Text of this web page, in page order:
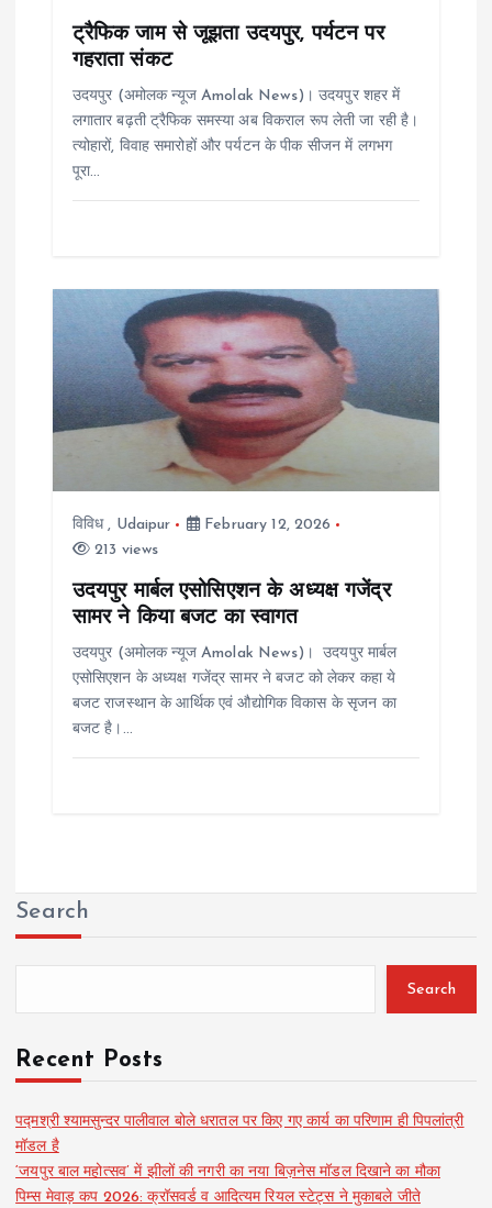
ट्रैफिक जाम से जूझता उदयपुर, पर्यटन पर
गहराता संकट
उदयपुर (अमोलक न्यूज Amolak News)। उदयपुर शहर में
लगातार बढ़ती ट्रैफिक समस्या अब विकराल रूप लेती जा रही है।
त्योहारों, विवाह समारोहों और पर्यटन के पीक सीजन में लगभग
पूरा…
विविध, Udaipur
February 12, 2026
213 views
उदयपुर मार्बल एसोसिएशन के अध्यक्ष गजेंद्र
सामर ने किया बजट का स्वागत
उदयपुर (अमोलक न्यूज Amolak News)। उदयपुर मार्बल
एसोसिएशन के अध्यक्ष गजेंद्र सामर ने बजट को लेकर कहा ये
बजट राजस्थान के आर्थिक एवं औद्योगिक विकास के सृजन का
बजट है।…
Search
Search
Recent Posts
पद्मश्री श्यामसुन्दर पालीवाल बोले धरातल पर किए गए कार्य का परिणाम ही पिपलांत्री
मॉडल है
‘जयपुर बाल महोत्सव’ में झीलों की नगरी का नया बिज़नेस मॉडल दिखाने का मौका
पिम्स मेवाड़ कप 2026: क्रॉसवर्ड व आदित्यम रियल स्टेट्स ने मुकाबले जीते